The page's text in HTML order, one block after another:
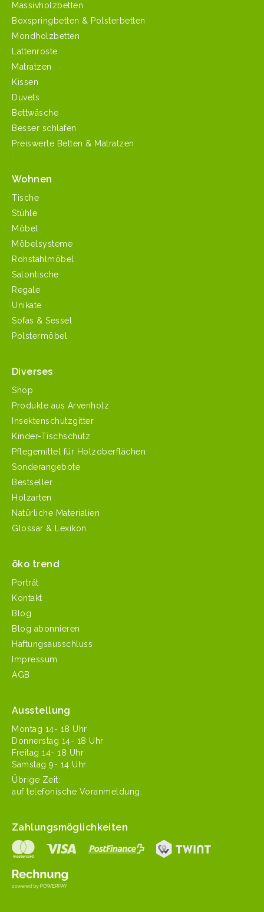
Massivholzbetten
Boxspringbetten & Polsterbetten
Mondholzbetten
Lattenroste
Matratzen
Kissen
Duvets
Bettwäsche
Besser schlafen
Preiswerte Betten & Matratzen
Wohnen
Tische
Stühle
Möbel
Möbelsysteme
Rohstahlmöbel
Salontische
Regale
Unikate
Sofas & Sessel
Polstermöbel
Diverses
Shop
Produkte aus Arvenholz
Insektenschutzgitter
Kinder-Tischschutz
Pflegemittel für Holzoberflächen
Sonderangebote
Bestseller
Holzarten
Natürliche Materialien
Glossar & Lexikon
öko trend
Porträt
Kontakt
Blog
Blog abonnieren
Haftungsausschluss
Impressum
AGB
Ausstellung
Mon­tag 14- 18 Uhr
Don­ner­stag 14- 18 Uhr
Fre­itag 14- 18 Uhr
Sam­stag 9- 14 Uhr
Übrige Zeit:
auf tele­fonis­che Voranmeldung.
Zahlungsmöglichkeiten